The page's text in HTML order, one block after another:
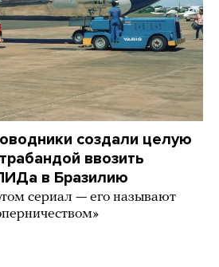
создали целую
ввозить
в Бразилию
сериал — его называют